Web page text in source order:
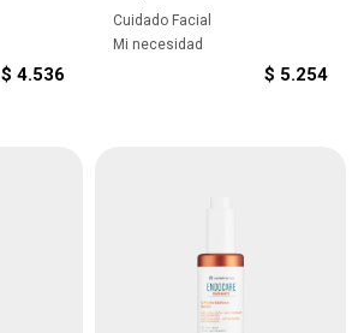
$ 4.536
Cuidado Facial
Mi necesidad
$ 5.254